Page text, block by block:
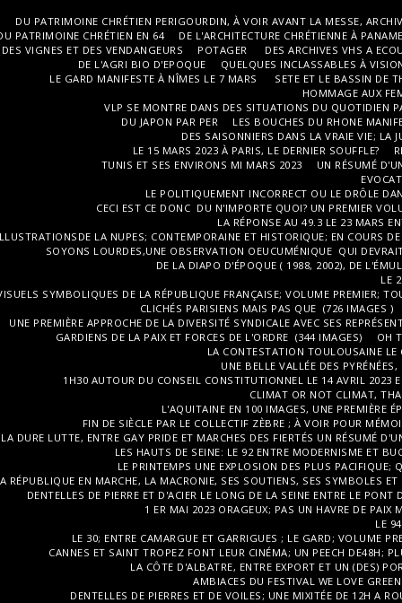
DU PATRIMOINE CHRÉTIEN PERIGOURDIN, À VOIR AVANT LA MESSE,
PATRIMOINE CHRÉTIEN EN 64
DE L'ARCHITECTURE CHRÉTIENNE À
DES VIGNES ET DES VENDANGEURS
POTAGER
DES ARCHIVES VHS A
DE L'AGRI BIO D'EPOQUE
QUELQUES INCLASSABLES À
LE GARD MANIFESTE À NÎMES LE 7 MARS
SETE ET LE BASSIN DE
HOMMAGE AUX
VLP SE MONTRE DANS DES SITUATIONS DU QUOTIDIEN
DU JAPON PAR PER
LES BOUCHES DU RHONE
DES SAISONNIERS DANS LA VRAIE VIE; LA
LE 15 MARS 2023 À PARIS, LE DERNIER SOUFFLE?
TUNIS ET SES ENVIRONS MI MARS 2023
UN RÉSUMÉ
LE POLITIQUEMENT INCORRECT OU LE DRÔLE
CECI EST CE DONC DU N'IMPORTE QUOI? UN PREMIER
LA RÉPONSE AU 49.3 LE 23 MARS
LA NUPES; CONTEMPORAINE ET HISTORIQUE; EN COURS
SOYONS LOURDES,UNE OBSERVATION OEUCUMÉNIQUE QUI
DE LA DIAPO D'ÉPOQUE ( 1988, 2002), DE
LE
SYMBOLIQUES DE LA RÉPUBLIQUE FRANÇAISE; VOLUME PREMIER;
CLICHÉS PARISIENS MAIS PAS QUE (726 IMAGES )
UNE PREMIÈRE APPROCHE DE LA DIVERSITÉ SYNDICALE AVEC SES
GARDIENS DE LA PAIX ET FORCES DE L'ORDRE (344 IMAGES)
OH
LA CONTESTATION TOULOUSAINE
UNE BELLE VALLÉE DES
1H30 AUTOUR DU CONSEIL CONSTITUTIONNEL LE 14 AVRIL 2023
CLIMAT OR NOT CLIMAT,
L'AQUITAINE EN 100 IMAGES, UNE PREMIÈRE
FIN DE SIÈCLE PAR LE COLLECTIF ZÈBRE ; À VOIR POUR
LA DURE LUTTE, ENTRE GAY PRIDE ET MARCHES DES FIERTÉS UN RÉSUMÉ
LES HAUTS DE SEINE: LE 92 ENTRE MODERNISME ET
LE PRINTEMPS UNE EXPLOSION DES PLUS PACIFIQUE;
RÉPUBLIQUE EN MARCHE, LA MACRONIE, SES SOUTIENS, SES SYMBOLES
DENTELLES DE PIERRE ET D'ACIER LE LONG DE LA SEINE ENTRE LE
1 ER MAI 2023 ORAGEUX; PAS UN HAVRE DE PAIX
LE
LE 30; ENTRE CAMARGUE ET GARRIGUES ; LE GARD; VOLUME
CANNES ET SAINT TROPEZ FONT LEUR CINÉMA; UN PEECH DE48H;
LA CÔTE D'ALBATRE, ENTRE EXPORT ET UN (DES)
AMBIACES DU FESTIVAL WE LOVE
DENTELLES DE PIERRES ET DE VOILES; UNE MIXITÉE DE 12H A